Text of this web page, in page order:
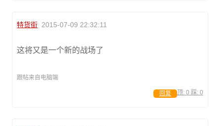
特货街 2015-07-09 22:32:11
这将又是一个新的战场了
跟帖来自电脑端
顶: 0 踩: 0
回复